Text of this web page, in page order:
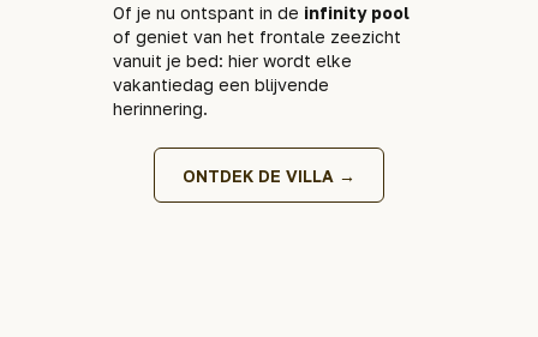
Of je nu ontspant in de infinity pool
of geniet van het frontale zeezicht
vanuit je bed: hier wordt elke
vakantiedag een blijvende
herinnering.
ONTDEK DE VILLA →